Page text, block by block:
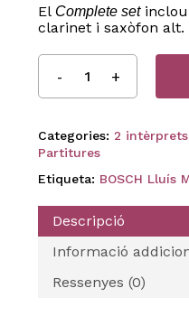
El Complete setinclou
clarinet i saxòfon alt.
Categories: 2 intèrprets
Partitures
Etiqueta: BOSCH Lluís
Descripció
Informació
Ressenyes (0)